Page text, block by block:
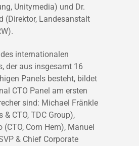
Unitymedia) und Dr.
(Direktor, Landesanstalt
internationalen
der aus insgesamt 16
Panels besteht, bildet
CTO Panel am ersten
sind: Michael Fränkle
& CTO, TDC Group),
(CTO, Com Hem), Manuel
& Chief Corporate